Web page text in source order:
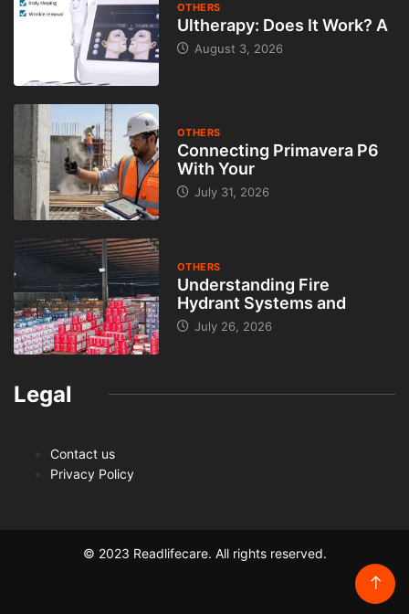
OTHERS
Ultherapy: Does It Work? A
August 3, 2026
OTHERS
Connecting Primavera P6
With Your
July 31, 2026
OTHERS
Understanding Fire
Hydrant Systems and
July 26, 2026
Legal
Contact us
Privacy Policy
© 2023 Readlifecare. All rights reserved.